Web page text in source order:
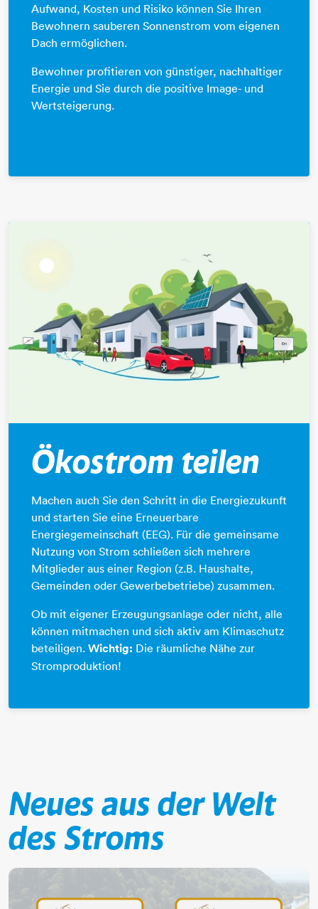
Aufwand, Kosten und Risiko können Sie Ihren
Bewohnern sauberen Sonnenstrom vom eigenen
Dach ermöglichen.
Bewohner profitieren von günstiger, nachhaltiger
Energie und Sie durch die positive Image- und
Wertsteigerung.​​​​
Ökostrom teilen
Machen auch Sie den Schritt in die Energiezukunft
und starten Sie eine Erneuerbare
Energiegemeinschaft (EEG). Für die gemeinsame
Nutzung von Strom schließen sich mehrere
Mitglieder aus einer Region (z.B. Haushalte,
Gemeinden oder Gewerbebetriebe) zusammen.
Ob mit eigener Erzeugungsanlage oder nicht, alle
können mitmachen und sich aktiv am Klimaschutz
beteiligen. Wichtig: Die räumliche Nähe zur
Stromproduktion!
Neues aus der Welt
des Stroms